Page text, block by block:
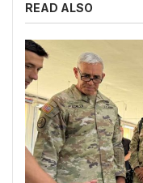
READ ALSO